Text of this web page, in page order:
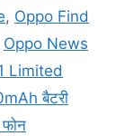
, Oppo Find
Oppo News
Limited
बैटरी